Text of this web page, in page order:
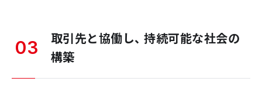
03
取引先と協働し、 持続可能な社会の
構築